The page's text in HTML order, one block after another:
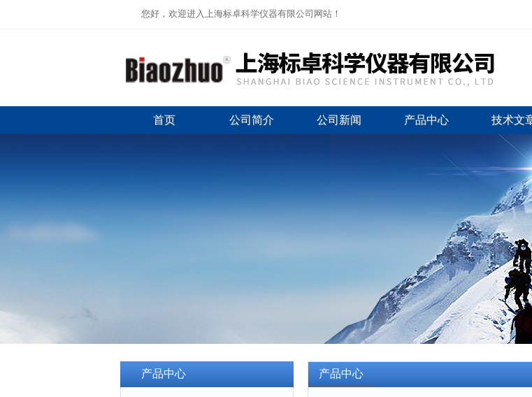
您好，欢迎进入上海标卓科学仪器有限公司网站！
首页 公司简介 公司新闻 产品中心 技术文
产品中心 产品中心